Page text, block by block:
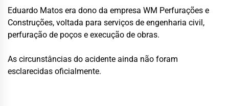
Eduardo Matos era dono da empresa WM Perfurações e
Construções, voltada para serviços de engenharia civil,
perfuração de poços e execução de obras.
As circunstâncias do acidente ainda não foram
esclarecidas oficialmente.